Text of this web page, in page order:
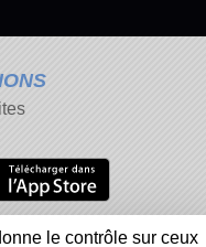
des cookies
le contrôle sur ceux